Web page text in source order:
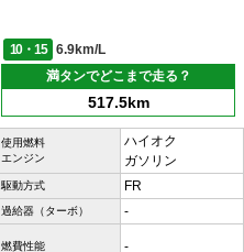
10・15
6.9km/L
満タンでどこまで走る？
517.5km
使用燃料
エンジン
ハイオク
ガソリン
駆動方式 FR
過給器（ターボ） -
燃費性能 -